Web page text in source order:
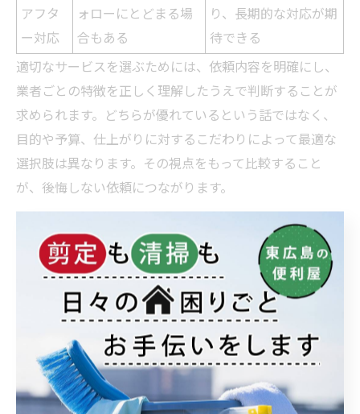
アフタ
ー対応
ォローにとどまる場
合もある
り、長期的な対応が期
待できる
適切なサービスを選ぶためには、依頼内容を明確にし、
業者ごとの特徴を正しく理解したうえで判断することが
求められます。どちらが優れているという話ではなく、
目的や予算、仕上がりに対するこだわりによって最適な
選択肢は異なります。その視点をもって比較すること
が、後悔しない依頼につながります。
ペンキ塗りを頼むタイミングとメリッ
トとは
一人暮らしの方や高齢者にとって、住まいのちょっとし
たメンテナンス作業は大きな負担になることがありま
す。特にペンキ塗りのような作業は、思った以上に重労
働であり、力仕事や高所での作業が必要となる場面が少
なくありません。脚立に登って手を伸ばすような姿勢